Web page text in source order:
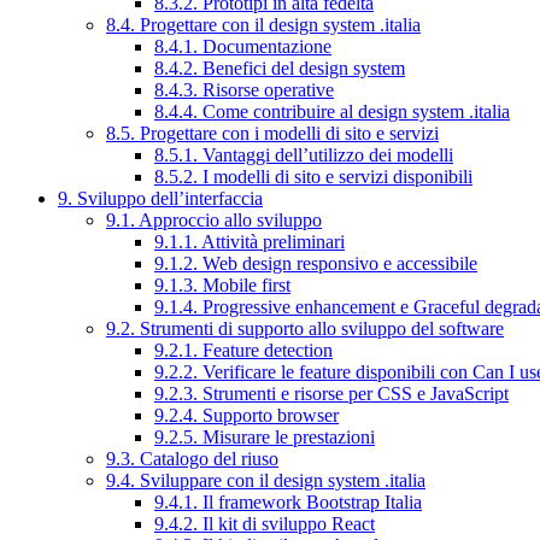
8.4. Progettare con il design system .italia
8.4.1. Documentazione
8.4.2. Benefici del design system
8.4.3. Risorse operative
8.4.4. Come contribuire al design system .italia
8.5. Progettare con i modelli di sito e servizi
8.5.1. Vantaggi dell’utilizzo dei modelli
8.5.2. I modelli di sito e servizi disponibili
9. Sviluppo dell’interfaccia
9.1. Approccio allo sviluppo
9.1.1. Attività preliminari
9.1.2. Web design responsivo e accessibile
9.1.3. Mobile first
9.1.4. Progressive enhancement e Graceful
9.2. Strumenti di supporto allo sviluppo del software
9.2.1. Feature detection
9.2.2. Verificare le feature disponibili con Can I
9.2.3. Strumenti e risorse per CSS e JavaScript
9.2.4. Supporto browser
9.2.5. Misurare le prestazioni
9.3. Catalogo del riuso
9.4. Sviluppare con il design system .italia
9.4.1. Il framework Bootstrap Italia
9.4.2. Il kit di sviluppo React